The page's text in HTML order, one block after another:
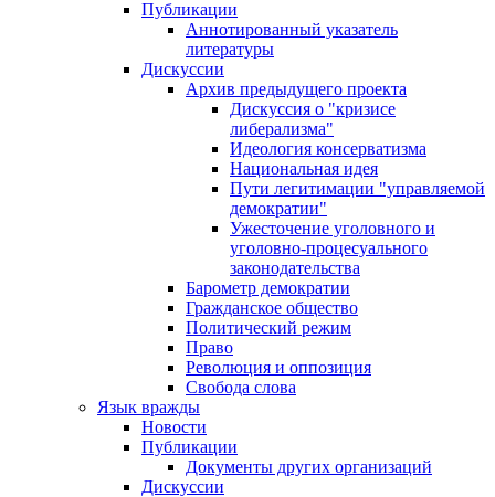
Публикации
Аннотированный указатель
литературы
Дискуссии
Архив предыдущего проекта
Дискуссия о "кризисе
либерализма"
Идеология консерватизма
Национальная идея
Пути легитимации "управляемой
демократии"
Ужесточение уголовного и
уголовно-процесуального
законодательства
Барометр демократии
Гражданское общество
Политический режим
Право
Революция и оппозиция
Свобода слова
Язык вражды
Новости
Публикации
Документы других организаций
Дискуссии